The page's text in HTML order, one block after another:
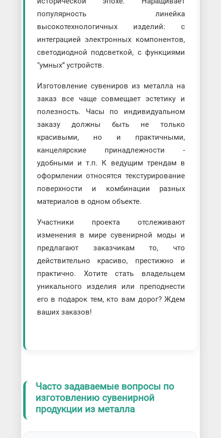
популярность линейка
высокотехнологичных изделий: с
интеграцией электронных компонентов,
светодиодной подсветкой, с функциями
“умных” устройств.
Изготовление сувениров из металла на
заказ все чаще совмещает эстетику и
полезность. Часы по индивидуальном
заказу должны быть не только
красивыми, но и практичными,
канцелярские принадлежности -
удобными и т.п. К ведущим трендам в
оформлении относятся текстурирование
поверхности и комбинации разных
материалов в одном объекте.
Участники проекта отслеживают
изменения в мире сувенирной моды и
предлагают заказчикам то, что
действительно красиво, престижно и
практично. Хотите стать владельцем
уникального изделия или преподнести
его в подарок тем, кто вам дорог? Ждем
ваших заказов!
Часто задаваемые вопросы по
изготовлению сувенирной
продукции из металла